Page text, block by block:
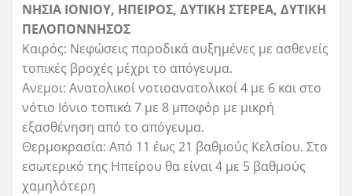
ΝΗΣΙΑ ΙΟΝΙΟΥ, ΗΠΕΙΡΟΣ, ΔΥΤΙΚΗ ΣΤΕΡΕΑ, ΔΥΤΙΚΗ
ΠΕΛΟΠΟΝΝΗΣΟΣ
Καιρός: Νεφώσεις παροδικά αυξημένες με ασθενείς
τοπικές βροχές μέχρι το απόγευμα.
Ανεμοι: Ανατολικοί νοτιοανατολικοί 4 με 6 και στο
νότιο Ιόνιο τοπικά 7 με 8 μποφόρ με μικρή
εξασθένηση από το απόγευμα.
Θερμοκρασία: Από 11 έως 21 βαθμούς Κελσίου. Στο
εσωτερικό της Ηπείρου θα είναι 4 με 5 βαθμούς
χαμηλότερη